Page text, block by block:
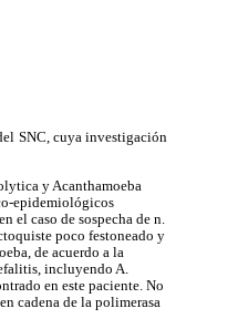
SNC, cuya investigación
y Acanthamoeba
epidemiológicos
el caso de sospecha de n.
poco festoneado y
de acuerdo a la
incluyendo A.
en este paciente. No
cadena de la polimerasa